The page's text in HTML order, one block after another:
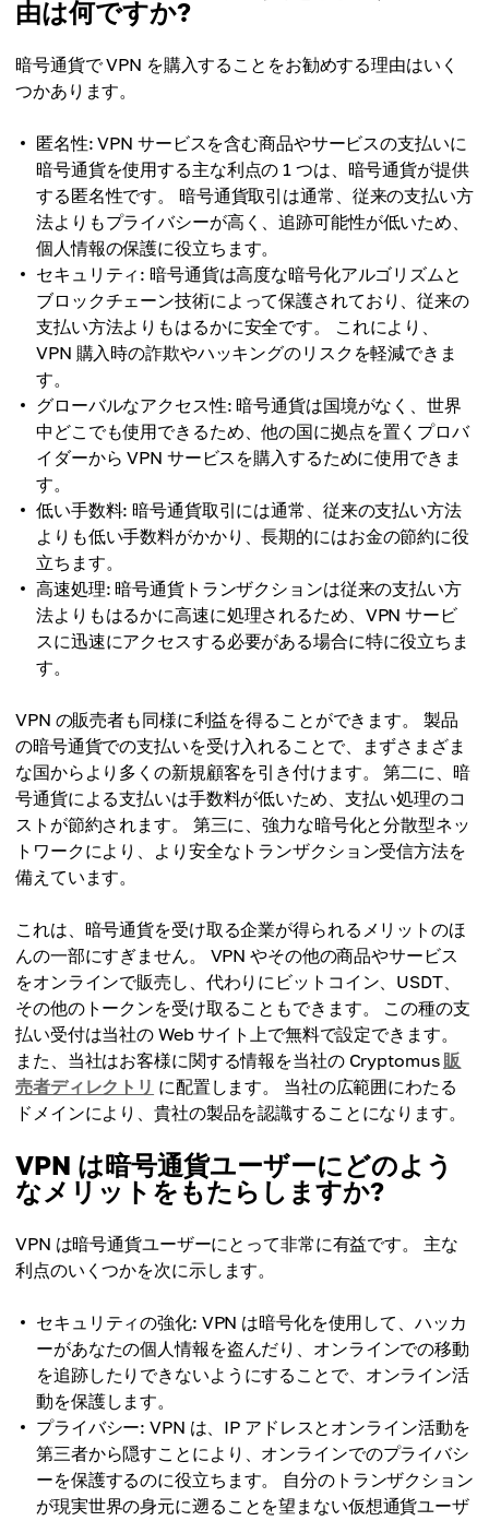
由は何ですか?
暗号通貨で VPN を購入することをお勧めする理由はいく
つかあります。
匿名性: VPN サービスを含む商品やサービスの支払いに
暗号通貨を使用する主な利点の 1 つは、暗号通貨が提供
する匿名性です。 暗号通貨取引は通常、従来の支払い方
法よりもプライバシーが高く、追跡可能性が低いため、
個人情報の保護に役立ちます。
セキュリティ: 暗号通貨は高度な暗号化アルゴリズムと
ブロックチェーン技術によって保護されており、従来の
支払い方法よりもはるかに安全です。 これにより、
VPN 購入時の詐欺やハッキングのリスクを軽減できま
す。
グローバルなアクセス性: 暗号通貨は国境がなく、世界
中どこでも使用できるため、他の国に拠点を置くプロバ
イダーから VPN サービスを購入するために使用できま
す。
低い手数料: 暗号通貨取引には通常、従来の支払い方法
よりも低い手数料がかかり、長期的にはお金の節約に役
立ちます。
高速処理: 暗号通貨トランザクションは従来の支払い方
法よりもはるかに高速に処理されるため、VPN サービ
スに迅速にアクセスする必要がある場合に特に役立ちま
す。
VPN の販売者も同様に利益を得ることができます。 製品
の暗号通貨での支払いを受け入れることで、まずさまざま
な国からより多くの新規顧客を引き付けます。 第二に、暗
号通貨による支払いは手数料が低いため、支払い処理のコ
ストが節約されます。 第三に、強力な暗号化と分散型ネッ
トワークにより、より安全なトランザクション受信方法を
備えています。
これは、暗号通貨を受け取る企業が得られるメリットのほ
んの一部にすぎません。 VPN やその他の商品やサービス
をオンラインで販売し、代わりにビットコイン、USDT、
その他のトークンを受け取ることもできます。 この種の支
払い受付は当社の Web サイト上で無料で設定できます。
また、当社はお客様に関する情報を当社の Cryptomus 販
売者ディレクトリ に配置します。 当社の広範囲にわたる
ドメインにより、貴社の製品を認識することになります。
VPN は暗号通貨ユーザーにどのよう
なメリットをもたらしますか?
VPN は暗号通貨ユーザーにとって非常に有益です。 主な
利点のいくつかを次に示します。
セキュリティの強化: VPN は暗号化を使用して、ハッカ
ーがあなたの個人情報を盗んだり、オンラインでの移動
を追跡したりできないようにすることで、オンライン活
動を保護します。
プライバシー: VPN は、IP アドレスとオンライン活動を
第三者から隠すことにより、オンラインでのプライバシ
ーを保護するのに役立ちます。 自分のトランザクション
が現実世界の身元に遡ることを望まない仮想通貨ユーザ